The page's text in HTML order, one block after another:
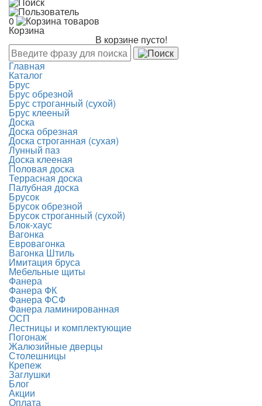
0
Корзина
В корзине пусто!
Главная
Каталог
Брус
Брус обрезной
Брус строганный (сухой)
Брус клееный
Доска
Доска обрезная
Доска строганная (сухая)
Лунный паз
Доска клееная
Половая доска
Террасная доска
Палубная доска
Брусок
Брусок обрезной
Брусок строганный (сухой)
Блок-хаус
Вагонка
Евровагонка
Вагонка Штиль
Имитация бруса
Мебельные щиты
Фанера
Фанера ФК
Фанера ФСФ
Фанера ламинированная
ОСП
Лестницы и комплектующие
Погонаж
Жалюзийные дверцы
Столешницы
Крепеж
Заглушки
Блог
Акции
Оплата